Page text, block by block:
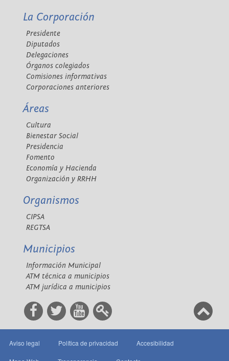
La Corporación
Presidente
Diputados
Delegaciones
Órganos colegiados
Comisiones informativas
Corporaciones anteriores
Áreas
Cultura
Bienestar Social
Presidencia
Fomento
Economía y Hacienda
Organización y RRHH
Organismos
CIPSA
REGTSA
Municipios
Información Municipal
ATM técnica a municipios
ATM jurídica a municipios
Aviso legal Política de privacidad Accesibilidad